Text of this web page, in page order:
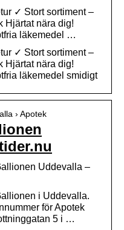
✓ Stort sortiment –
Hjärtat nära dig!
läkemedel …
✓ Stort sortiment –
Hjärtat nära dig!
läkemedel smidigt
› Apotek
Uddevalla –
i Uddevalla.
för Apotek
5 i …